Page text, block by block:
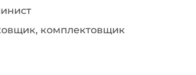
комплектовщик